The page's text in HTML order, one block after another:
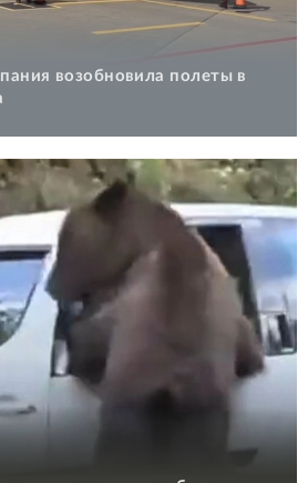
возобновила полеты в